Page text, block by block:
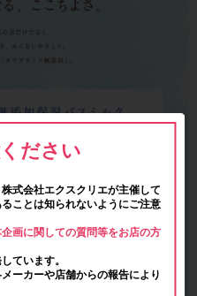
ださい
式会社エクスクリエが主催して
ことは知られないようにご注意
画に関しての質問等をお店の方
ています。
ーカーや店舗からの報告により